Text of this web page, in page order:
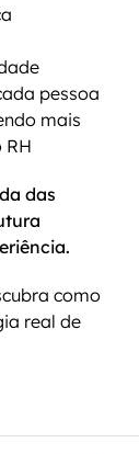
pessoa
mais
das
como
real de